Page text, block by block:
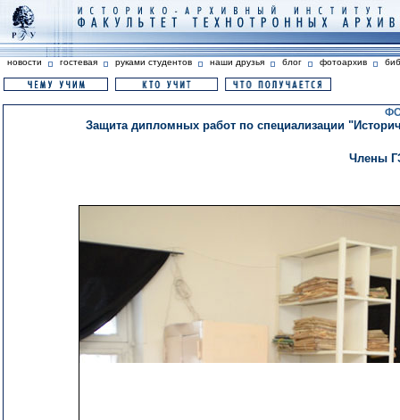
новости гостевая руками студентов наши друзья блог фотоархив
Защита дипломных работ по специализации
Члены